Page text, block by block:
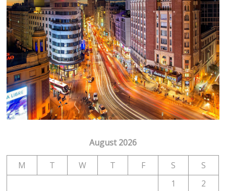
August 2026
M T W T F S
S
1
2